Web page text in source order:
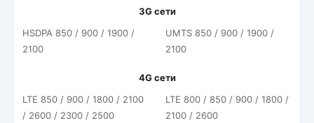
3G сети
HSDPA 850 / 900 / 1900 /
2100
UMTS 850 / 900 / 1900 /
2100
4G сети
LTE 850 / 900 / 1800 / 2100
/ 2600 / 2300 / 2500
LTE 800 / 850 / 900 / 1800 /
2100 / 2600